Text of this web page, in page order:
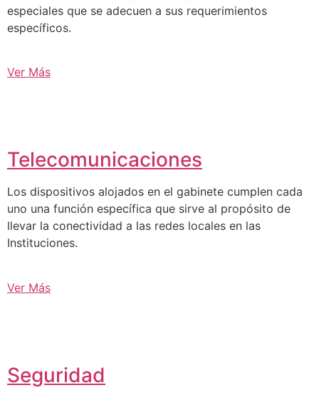
especiales que se adecuen a sus requerimientos
específicos.
Ver Más
Telecomunicaciones
Los dispositivos alojados en el gabinete cumplen cada
uno una función específica que sirve al propósito de
llevar la conectividad a las redes locales en las
Instituciones.
Ver Más
Seguridad